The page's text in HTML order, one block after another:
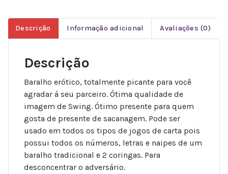
Descrição Informação adicional Avaliações (0)
Descrição
Baralho erótico, totalmente picante para você
agradar á seu parceiro. Ótima qualidade de
imagem de Swing. Ótimo presente para quem
gosta de presente de sacanagem. Pode ser
usado em todos os tipos de jogos de carta pois
possui todos os números, letras e naipes de um
baralho tradicional e 2 coringas. Para
desconcentrar o adversário.